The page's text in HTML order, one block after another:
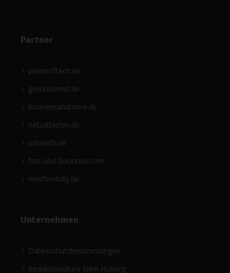
Partner
planetoftech.de
gesündernet.de
businessandmore.de
netzathleten.de
urbanlife.de
fast-and-luxurious.com
newfoodcity.de
Unternehmen
Datenschutzbestimmungen
Redaktionsbüro Derk Hoberg